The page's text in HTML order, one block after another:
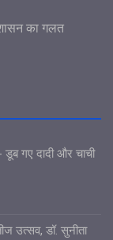
का गलत
डूब गए दादी और चाची
उत्सव, डॉ. सुनीता